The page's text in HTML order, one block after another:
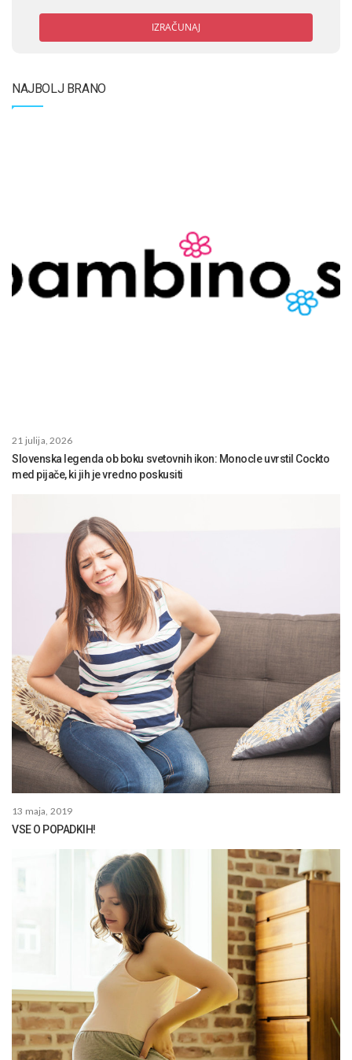
IZRAČUNAJ
NAJBOLJ BRANO
21 julija, 2026
Slovenska legenda ob boku svetovnih ikon: Monocle uvrstil Cockto
med pijače, ki jih je vredno poskusiti
13 maja, 2019
VSE O POPADKIH!